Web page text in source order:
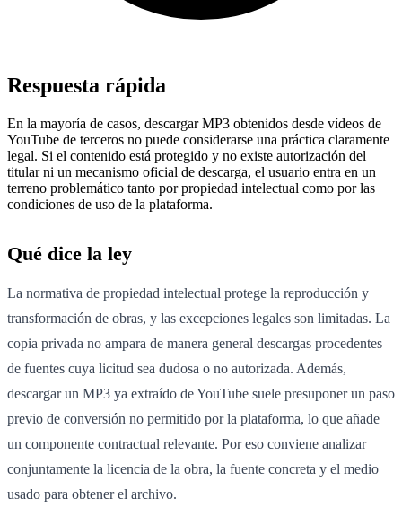
Respuesta rápida
En la mayoría de casos, descargar MP3 obtenidos desde vídeos de
YouTube de terceros no puede considerarse una práctica claramente
legal. Si el contenido está protegido y no existe autorización del
titular ni un mecanismo oficial de descarga, el usuario entra en un
terreno problemático tanto por propiedad intelectual como por las
condiciones de uso de la plataforma.
Qué dice la ley
La normativa de propiedad intelectual protege la reproducción y
transformación de obras, y las excepciones legales son limitadas. La
copia privada no ampara de manera general descargas procedentes
de fuentes cuya licitud sea dudosa o no autorizada. Además,
descargar un MP3 ya extraído de YouTube suele presuponer un paso
previo de conversión no permitido por la plataforma, lo que añade
un componente contractual relevante. Por eso conviene analizar
conjuntamente la licencia de la obra, la fuente concreta y el medio
usado para obtener el archivo.